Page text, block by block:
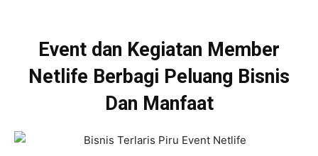
Event dan Kegiatan Member
Netlife Berbagi Peluang Bisnis
Dan Manfaat